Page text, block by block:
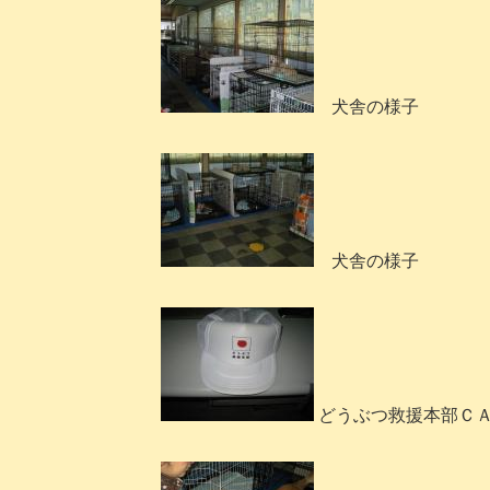
犬舎の様子
犬舎の様子
どうぶつ救援本部Ｃ